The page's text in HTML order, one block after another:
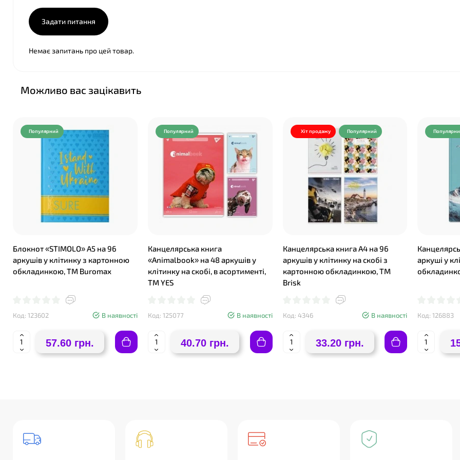
Задати питання
Немає запитань про цей товар.
Можливо вас зацікавить
Популярний
Блокнот «STIMOLO» А5 на 96
аркушів у клітинку з картонною
обкладинкою, TM Buromax
Код: 123602 В наявності
57.60 грн.
Популярний
Канцелярська книга
«Animalbook» на 48 аркушів у
клітинку на скобі, в асортименті,
ТМ YES
Код: 125077 В наявності
40.70 грн.
Хіт продажу Популярний
Канцелярська книга А4 на 96
аркушів у клітинку на скобі з
картонною обкладинкою, ТМ
Brisk
Код: 4346 В наявності
33.20 грн.
аркуші у
Код: 126883